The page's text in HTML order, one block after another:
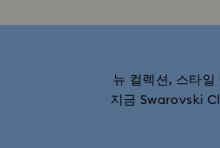
뉴 컬렉션, 스타
지금 Swarovski